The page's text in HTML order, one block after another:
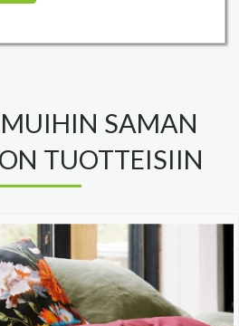
SAMAN
TUOTTEISIIN